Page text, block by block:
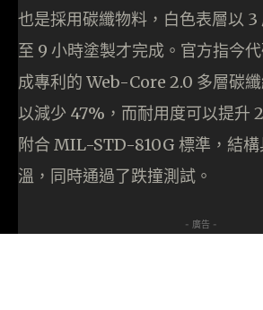
也是採用碳纖物料，白色表層以 3
至 9 小時塗製才完成。官方指今
成專利的 Web-Core 2.0 多層碳
以減少 47%，而耐用度可以提升
附合 MIL-STD-810G 標準，結構
溫，同時通過了跌撞測試。
- 廣告 -